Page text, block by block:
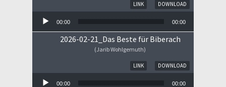
DOWNLOAD
LINK
00:00 00:00
2026-02-21_Das Beste für Biberach
(Jarib Wohlgemuth)
DOWNLOAD
LINK
00:00 00:00